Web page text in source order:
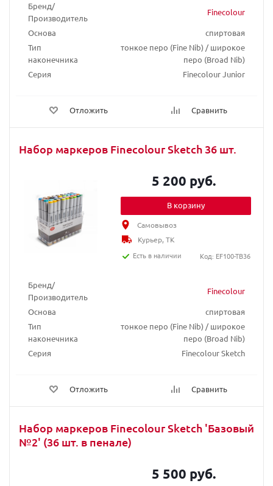
Бренд/
Производитель
Finecolour
Основа
спиртовая
Тип
наконечника
тонкое перо (Fine Nib) / широкое
перо (Broad Nib)
Серия
Finecolour Junior
Отложить Сравнить
Набор маркеров Finecolour Sketch 36 шт.
Бренд/
Производитель
Finecolour
Основа
спиртовая
Тип
наконечника
тонкое перо (Fine Nib) / широкое
перо (Broad Nib)
Серия
Finecolour Sketch
Отложить Сравнить
5 200 руб.
В корзину
Самовывоз
Курьер, ТК
Есть в наличии
Код: EF100-TB36
Набор маркеров Finecolour Sketch 'Базовый
№2' (36 шт. в пенале)
5 500 руб.